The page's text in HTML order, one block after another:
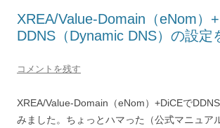
XREA/Value-Domain（eNom）
DDNS（Dynamic DNS）の設定
コメントを残す
XREA/Value-Domain（eNom）+DiCEで
みました。ちょっとハマった（公式マニュア